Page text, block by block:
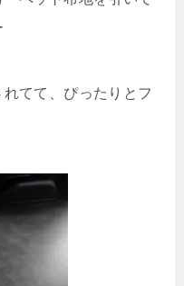
てて、ぴったりとフ